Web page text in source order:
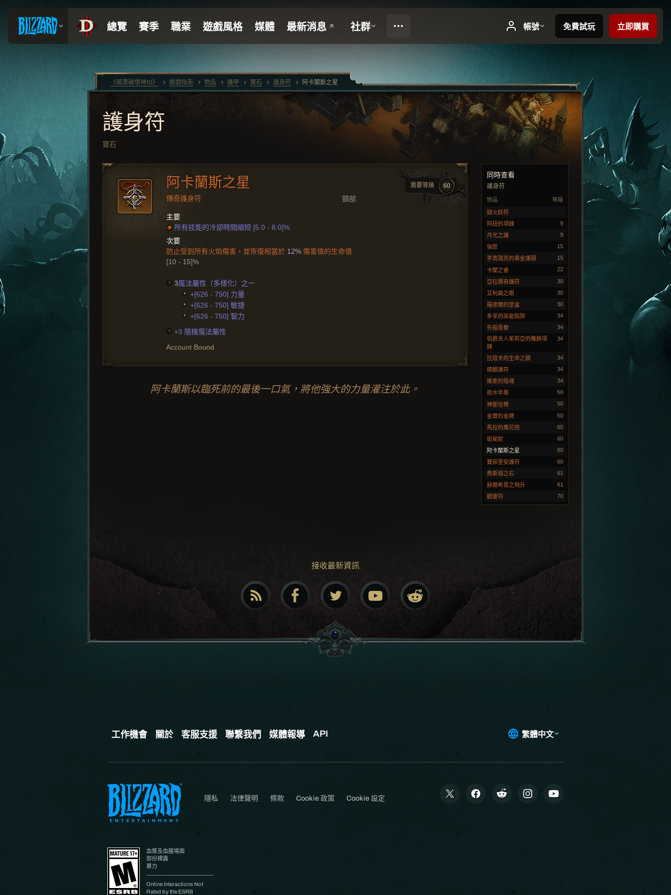
護身符
寶石
同時查看
護身符
等級
物品
獄火妖符
阿扭的項鍊
9
月光之護 9
強慾 15
李奧瑞克的黃金護頸 15
卡蘭之睿 22
亞拉挪奇護符 30
艾利曲之眼 30
羅達爾的墜盒 30
多孚的巫能陷阱 34
先祖恩眷
34
伯爵夫人茱莉亞的雕飾項
鍊
34
拉寇夫的生命之鏡 34
精髓護符 34
維索的陰魂 34
逝水年華 50
神聖信標 50
金寶的金牌 50
馬拉的萬花筒 60
銜尾蛇 60
阿卡蘭斯之星 60
賽菲里安護符 60
喬斯頓之石 61
赫爾希恩之飛升 61
觀靈符 70
需要等級 60
阿卡蘭斯之星
頸部
傳奇護身符
主要
所有技能的冷卻時間縮短 [5.0 - 8.0]%
次要
防止受到所有火焰傷害，並恢復相當於 12% 傷害值的生命值
[10 - 15]%
3魔法屬性（多樣化）之一
+[626 - 750] 力量
+[626 - 750] 敏捷
+[626 - 750] 智力
+3 隨機魔法屬性
Account Bound
阿卡蘭斯以臨死前的最後一口氣，將他強大的力量灌注於此。
接收最新資訊
《暗黑破壞神III》 遊戲指南 物品 護甲 寶石 護身符 阿卡蘭斯之星